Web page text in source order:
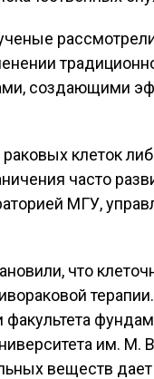
создающими
раковых клеток
часто
МГУ,
что
факультета
им.
веществ